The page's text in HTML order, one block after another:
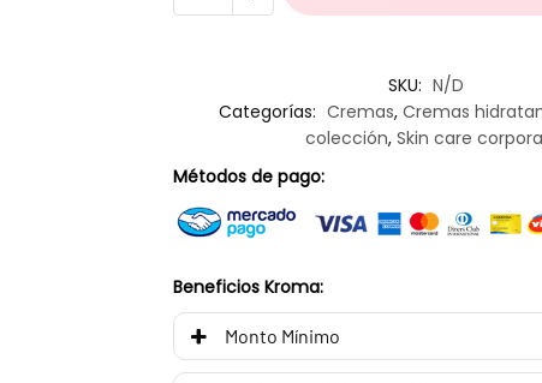
SKU: N/D
Categorías: Cremas, Cremas
colección, Skin care
Métodos de pago:
Beneficios Kroma:
Monto Mínimo